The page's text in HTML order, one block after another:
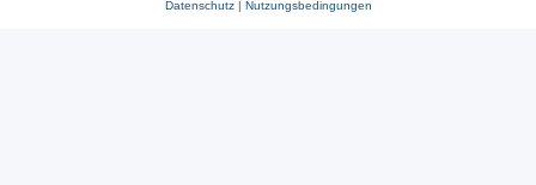
Datenschutz| Nutzungsbedingungen